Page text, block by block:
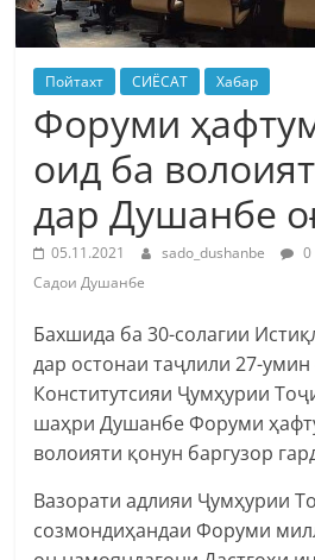
Пойтахт СИЁСАТ Хабар
Форуми
оид ба
дар Душанбе
05.11.2021 sado_dushanbe
0
Садои Душанбе
Бахшида ба 30-солагии
дар остонаи таҷлили 27-умин
Конститутсияи Ҷумҳурии
шаҳри Душанбе Форуми
волоияти қонун баргузор
Вазорати адлияи Ҷумҳурии
созмондиҳандаи Форуми